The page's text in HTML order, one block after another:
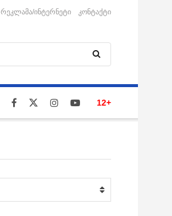
რეკლამა/ინტერნეტი კონტაქტი
12+